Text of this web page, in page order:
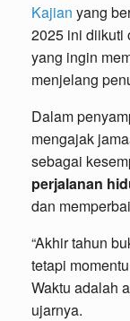
Kajian yang
2025 ini diikuti
yang ingin
menjelang
Dalam
mengajak
sebagai
perjalanan
dan
“Akhir tahun
tetapi
Waktu adalah
ujarnya.